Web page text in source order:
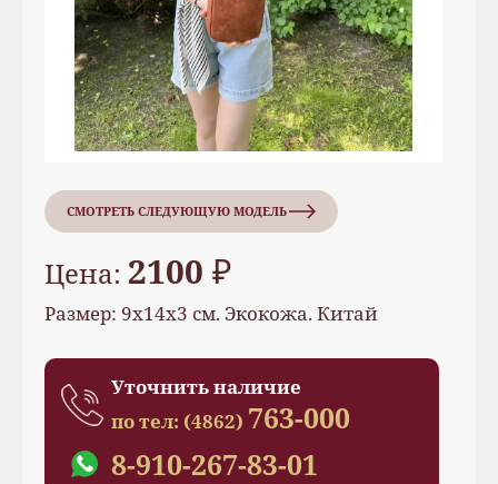
СМОТРЕТЬ СЛЕДУЮЩУЮ МОДЕЛЬ
Цена: 2100 ₽
Размер: 9х14х3 см. Экокожа. Китай
Уточнить наличие
по тел: (4862) 763-000
8-910-267-83-01